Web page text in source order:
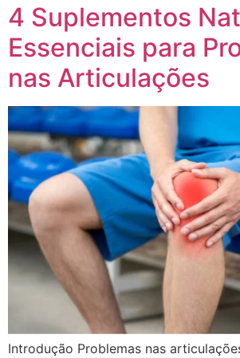
4 Suplementos
Essenciais para
nas Articulações
Introdução Problemas nas